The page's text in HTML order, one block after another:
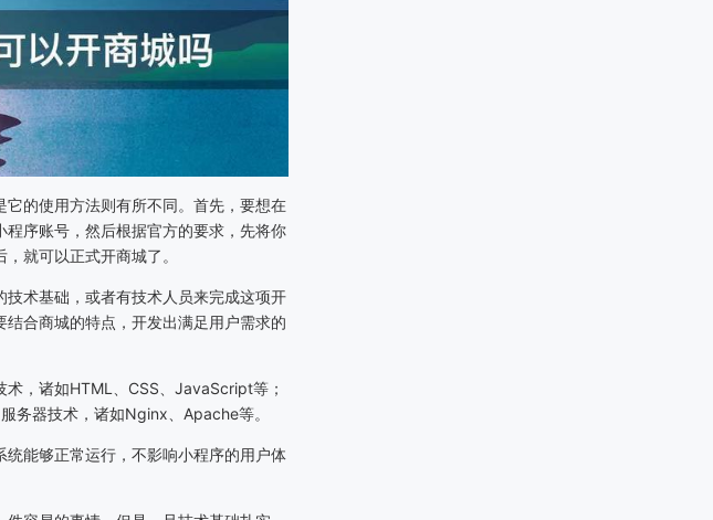
的使用方法则有所不同。首先，要想在
序账号，然后根据官方的要求，先将你
就可以正式开商城了。
术基础，或者有技术人员来完成这项开
合商城的特点，开发出满足用户需求的
，诸如HTML、CSS、JavaScript等；
务器技术，诸如Nginx、Apache等。
能够正常运行，不影响小程序的用户体